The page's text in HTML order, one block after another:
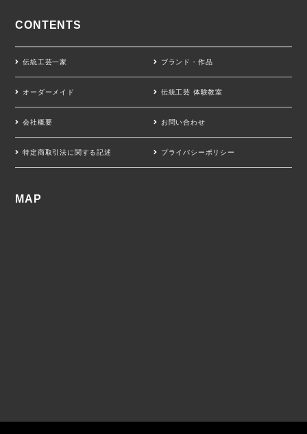
CONTENTS
伝統工芸一家 ブランド・作品
オーダーメイド 伝統工芸 体験教室
会社概要 お問い合わせ
特定商取引法に関する記述 プライバシーポリシー
MAP